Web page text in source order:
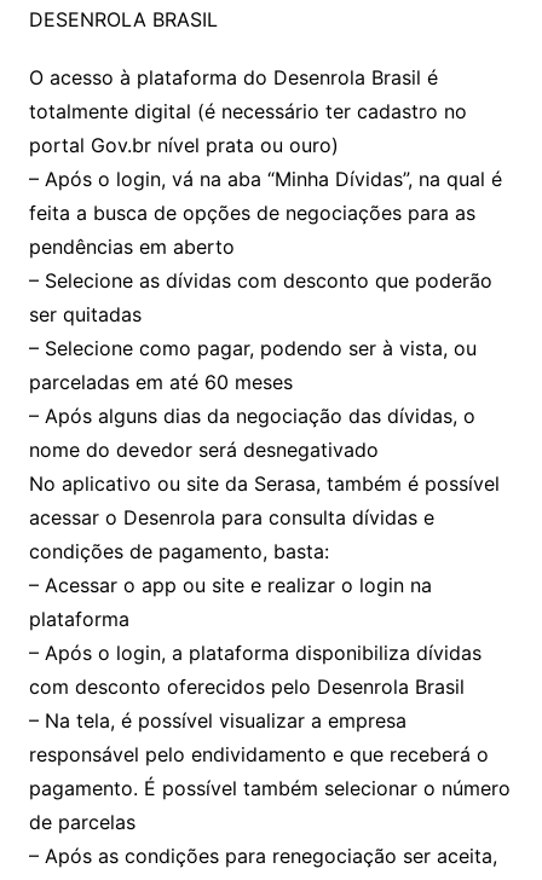
DESENROLA BRASIL
O acesso à plataforma do Desenrola Brasil é
totalmente digital (é necessário ter cadastro no
portal Gov.br nível prata ou ouro)
– Após o login, vá na aba “Minha Dívidas”, na qual é
feita a busca de opções de negociações para as
pendências em aberto
– Selecione as dívidas com desconto que poderão
ser quitadas
– Selecione como pagar, podendo ser à vista, ou
parceladas em até 60 meses
– Após alguns dias da negociação das dívidas, o
nome do devedor será desnegativado
No aplicativo ou site da Serasa, também é possível
acessar o Desenrola para consulta dívidas e
condições de pagamento, basta:
– Acessar o app ou site e realizar o login na
plataforma
– Após o login, a plataforma disponibiliza dívidas
com desconto oferecidos pelo Desenrola Brasil
– Na tela, é possível visualizar a empresa
responsável pelo endividamento e que receberá o
pagamento. É possível também selecionar o número
de parcelas
– Após as condições para renegociação ser aceita,